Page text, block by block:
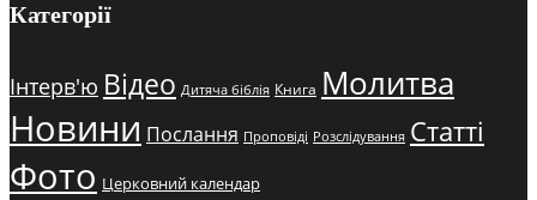
Категорії
Інтерв'ю Відео Дитяча біблія Книга Молитва
Новини Послання Проповіді Розслідування Статті
Фото Церковний календар